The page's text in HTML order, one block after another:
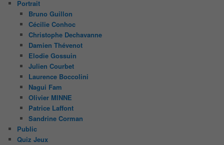
Portrait
Bruno Guillon
Cécilie Conhoc
Christophe Dechavanne
Damien Thévenot
Elodie Gossuin
Julien Courbet
Laurence Boccolini
Nagui Fam
Olivier MINNE
Patrice Laffont
Sandrine Corman
Public
Quiz Jeux